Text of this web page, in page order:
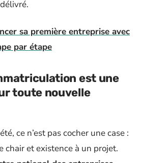
sa première entreprise avec
par étape
est une
toute nouvelle
ce n’est pas cocher une case :
chair et existence à un projet.